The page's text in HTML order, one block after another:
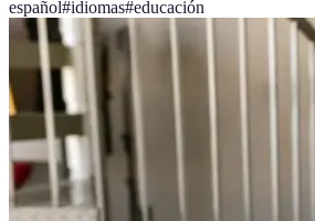
español#idiomas#educación